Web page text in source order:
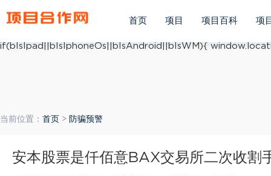
ua.match(/iphone os/i) == "iphone os"; var bIsAndroid =
if(bIsIpad||bIsIphoneOs||bIsAndroid||bIsWM){
首页 项目 项目百科 项
当前位置： 首页 > 防骗预警
安本股票是仟佰意BAX交易所二次收割